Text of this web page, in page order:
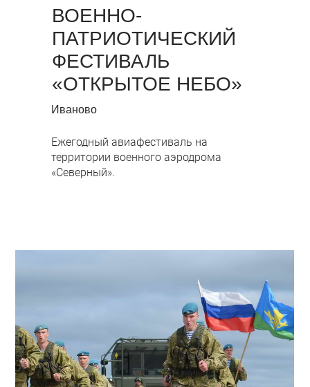
ВОЕННО-
ПАТРИОТИЧЕСКИЙ
ФЕСТИВАЛЬ
«ОТКРЫТОЕ НЕБО»
Ежегодный авиафестиваль на
территории военного аэродрома
«Северный».
Иваново